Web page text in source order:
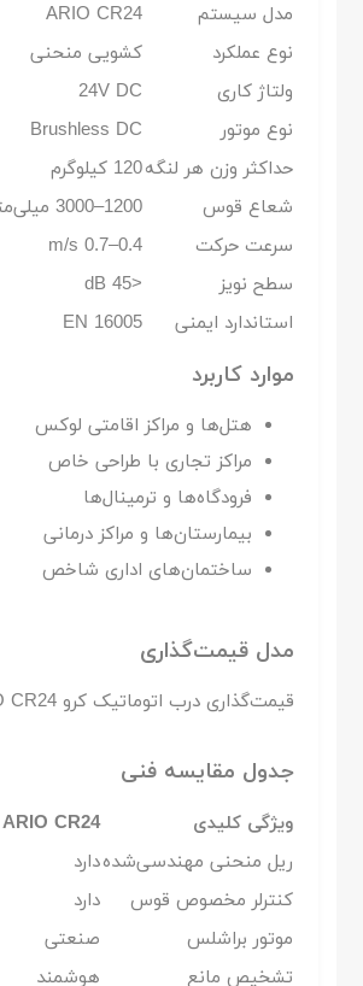
مدل سیستم
ARIO CR24
نوع عملکرد
کشویی منحنی
ولتاژ کاری
24V DC
نوع موتور
Brushless DC
حداکثر وزن هر لنگه120 کیلوگرم
شعاع قوس
1200–3000 میلی‌متر
سرعت حرکت
0.4–0.7 m/s
سطح نویز
<45 dB
استاندارد ایمنی
EN 16005
موارد کاربرد
هتل‌ها و مراکز اقامتی لوکس
مراکز تجاری با طراحی خاص
فرودگاه‌ها و ترمینال‌ها
بیمارستان‌ها و مراکز درمانی
ساختمان‌های اداری شاخص
مدل قیمت‌گذاری
قیمت‌گذاری درب اتوماتیک کرو ARIO CR24 بر اساس شعاع قوس، تعداد لنگه، نوع متریال، تجهیزات ایمنی و شرایط نصب پروژه تعیین می‌شود.
جدول مقایسه فنی
ویژگی کلیدی ARIO CR24
ریل منحنی مهندسی‌شدهدارد
کنترلر مخصوص قوس
دارد
موتور براشلس
صنعتی
تشخیص مانع
هوشمند